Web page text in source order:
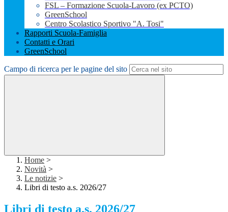
FSL – Formazione Scuola-Lavoro (ex PCTO)
GreenSchool
Centro Scolastico Sportivo "A. Tosi"
Rapporti Scuola-Famiglia
Contatti e Orari
GreenSchool
Campo di ricerca per le pagine del sito
Home >
Novità >
Le notizie >
Libri di testo a.s. 2026/27
Libri di testo a.s. 2026/27